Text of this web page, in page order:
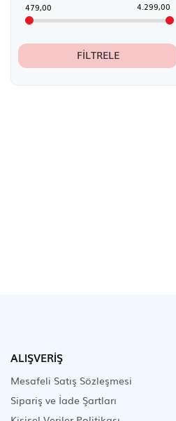
479,00 4.299,00
FILTRELE
ALIŞVERİŞ
Mesafeli Satış Sözleşmesi
Sipariş ve İade Şartları